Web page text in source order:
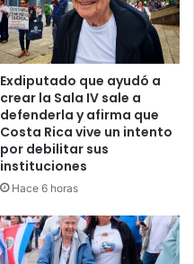
Exdiputado que ayudó a
crear la Sala IV sale a
defenderla y afirma que
Costa Rica vive un intento
por debilitar sus
instituciones
Hace 6 horas